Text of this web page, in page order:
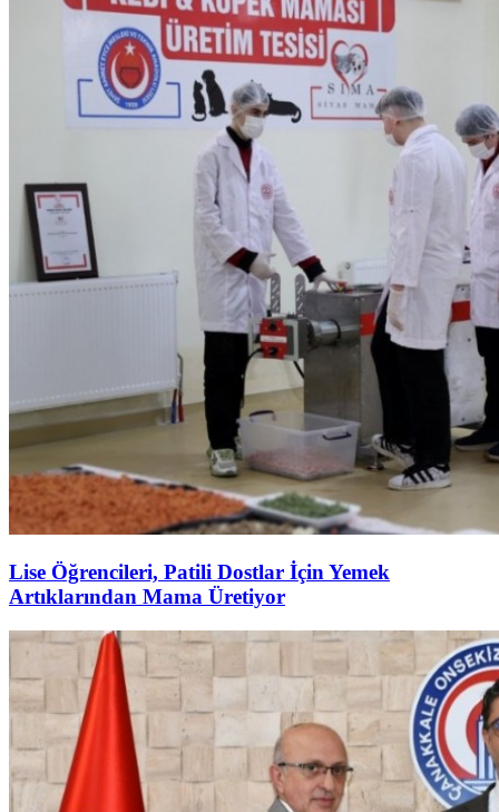
Lise Öğrencileri, Patili Dostlar İçin Yemek
Artıklarından Mama Üretiyor